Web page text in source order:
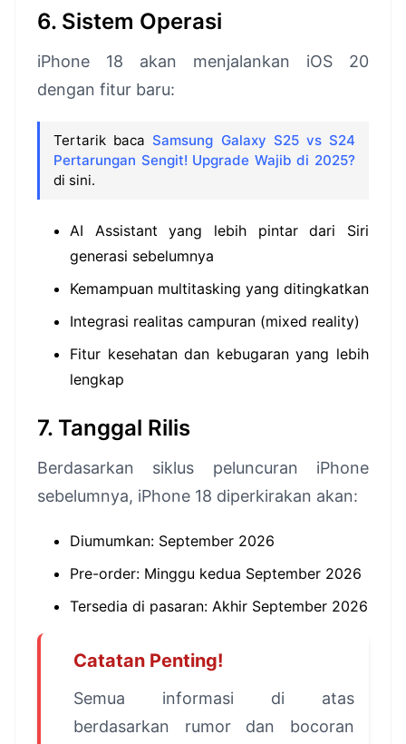
6. Sistem Operasi
iPhone 18 akan menjalankan iOS 20
dengan fitur baru:
Tertarik baca Samsung Galaxy S25 vs S24
Pertarungan Sengit! Upgrade Wajib di 2025?
di sini.
AI Assistant yang lebih pintar dari Siri
generasi sebelumnya
Kemampuan multitasking yang ditingkatkan
Integrasi realitas campuran (mixed reality)
Fitur kesehatan dan kebugaran yang lebih
lengkap
7. Tanggal Rilis
Berdasarkan siklus peluncuran iPhone
sebelumnya, iPhone 18 diperkirakan akan:
Diumumkan: September 2026
Pre-order: Minggu kedua September 2026
Tersedia di pasaran: Akhir September 2026
Catatan Penting!
Semua informasi di atas
berdasarkan rumor dan bocoran